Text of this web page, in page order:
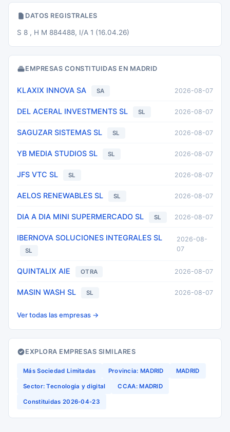
DATOS REGISTRALES
S 8 , H M 884488, I/A 1 (16.04.26)
EMPRESAS CONSTITUIDAS EN MADRID
KLAXIX INNOVA SA SA 2026-08-07
DEL ACERAL INVESTMENTS SL SL 2026-08-07
SAGUZAR SISTEMAS SL SL 2026-08-07
YB MEDIA STUDIOS SL SL 2026-08-07
JFS VTC SL SL 2026-08-07
AELOS RENEWABLES SL SL 2026-08-07
DIA A DIA MINI SUPERMERCADO SL SL 2026-08-07
IBERNOVA SOLUCIONES INTEGRALES SL
SL
2026-08-
07
QUINTALIX AIE OTRA 2026-08-07
MASIN WASH SL SL 2026-08-07
Ver todas las empresas →
EXPLORA EMPRESAS SIMILARES
Más Sociedad Limitadas Provincia: MADRID MADRID
Sector: Tecnologia y digital CCAA: MADRID
Constituidas 2026-04-23